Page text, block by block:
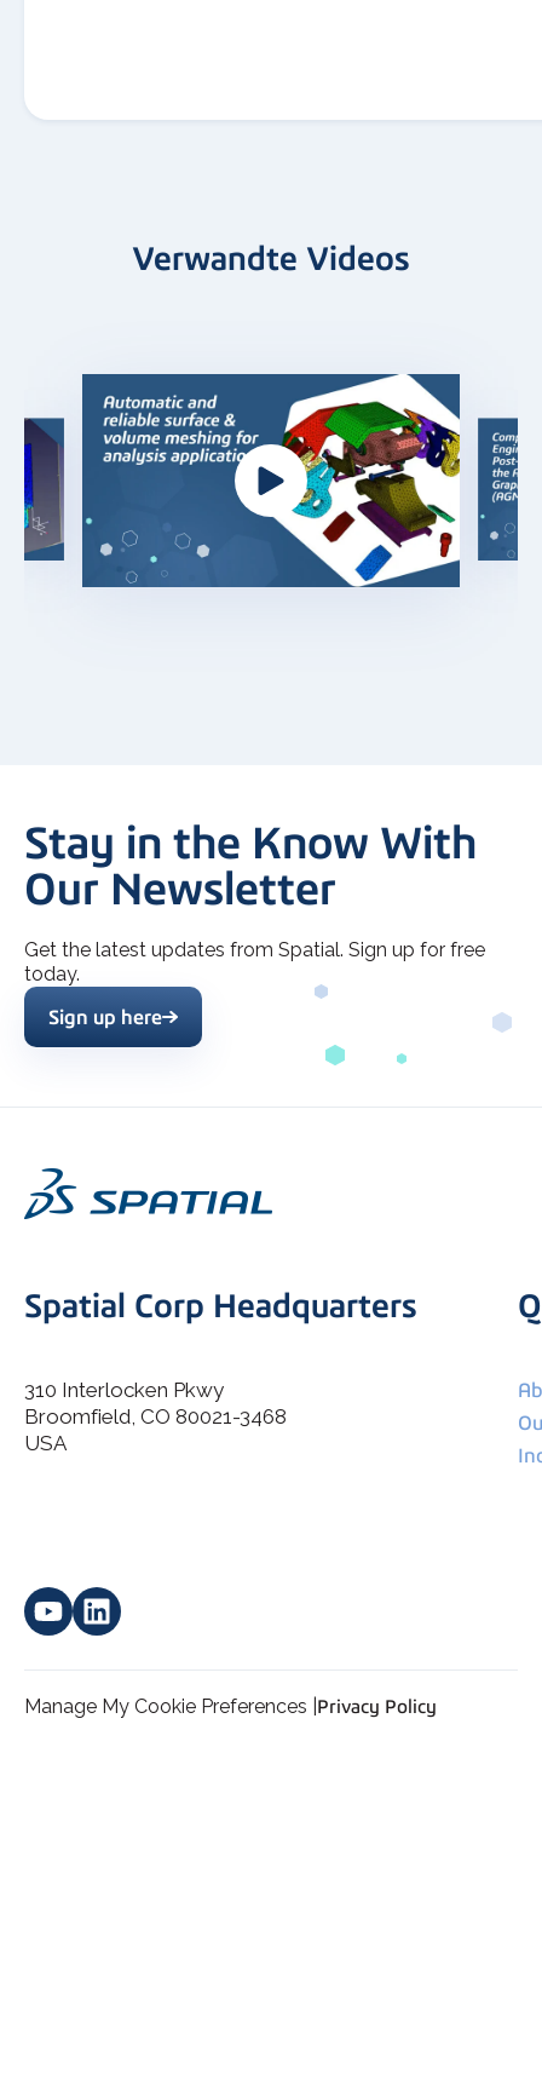
Verwandte Videos
Stay in the Know With
Our Newsletter
Get the latest updates from Spatial. Sign up for free
today.
I agree to allow Spatial Corp to store and process my
Sign up here
Spatial Corp Headquarters
310 Interlocken Pkwy
Broomfield, CO 80021-3468
USA
Manage My Cookie Preferences | Privacy Policy